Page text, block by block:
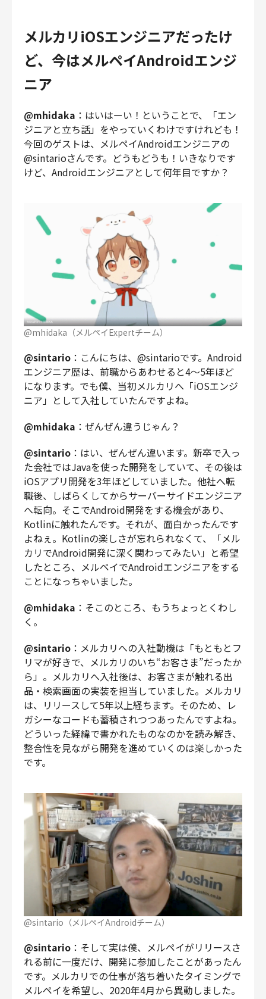
メルカリiOSエンジニアだったけ
ど、今はメルペイAndroidエンジ
ニア
@mhidaka ：はいはーい！ということで、「エン
ジニアと立ち話」をやっていくわけですけれども！
今回のゲストは、メルペイAndroidエンジニアの
@sintarioさんです。どうもどうも！いきなりです
けど、Androidエンジニアとして何年目ですか？
@mhidaka（メルペイExpertチーム）
@sintario ：こんにちは、@sintarioです。Android
エンジニア歴は、前職からあわせると4〜5年ほど
になります。でも僕、当初メルカリへ「iOSエンジ
ニア」として入社していたんですよね。
@mhidaka ：ぜんぜん違うじゃん？
@sintario ：はい、ぜんぜん違います。新卒で入っ
た会社ではJavaを使った開発をしていて、その後は
iOSアプリ開発を3年ほどしていました。他社へ転
職後、しばらくしてからサーバーサイドエンジニア
へ転向。そこでAndroid開発をする機会があり、
Kotlinに触れたんです。それが、面白かったんです
よねぇ。Kotlinの楽しさが忘れられなくて、「メル
カリでAndroid開発に深く関わってみたい」と希望
したところ、メルペイでAndroidエンジニアをする
ことになっちゃいました。
@mhidaka ：そこのところ、もうちょっとくわし
く。
@sintario ：メルカリへの入社動機は「もともとフ
リマが好きで、メルカリのいち“お客さま”だったか
ら」。メルカリへ入社後は、お客さまが触れる出
品・検索画面の実装を担当していました。メルカリ
は、リリースして5年以上経ちます。そのため、レ
ガシーなコードも蓄積されつつあったんですよね。
どういった経緯で書かれたものなのかを読み解き、
整合性を見ながら開発を進めていくのは楽しかった
です。
@sintario（メルペイAndroidチーム）
@sintario ：そして実は僕、メルペイがリリースさ
れる前に一度だけ、開発に参加したことがあったん
です。メルカリでの仕事が落ち着いたタイミングで
メルペイを希望し、2020年4月から異動しました。